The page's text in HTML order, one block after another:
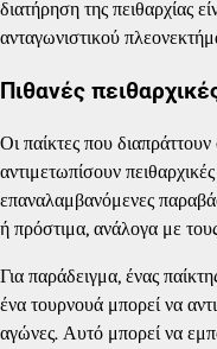
διατήρηση της πειθαρχίας
ανταγωνιστικού
Πιθανές
Οι παίκτες που
αντιμετωπίσουν
επαναλαμβανόμενες
ή πρόστιμα, ανάλογα με
Για παράδειγμα, ένας
ένα τουρνουά μπορεί να
αγώνες. Αυτό μπορεί να